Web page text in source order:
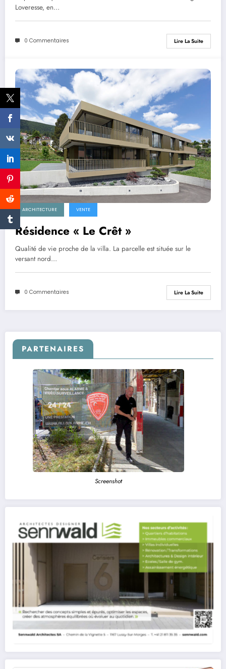
Loveresse, en…
0 Commentaires Lire La Suite
ARCHITECTURE VENTE
Résidence « Le Crêt »
Qualité de vie proche de la villa. La parcelle est située sur le
versant nord…
0 Commentaires Lire La Suite
PARTENAIRES
Screenshot